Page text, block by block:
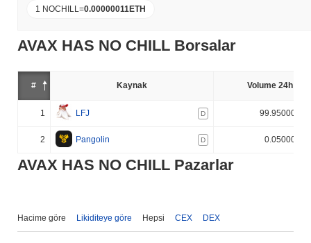
1 NOCHILL =0.00000011ETH
AVAX HAS NO CHILL Borsalar
# Kaynak Volume 24h (%)
1 LFJ D 99.950000%
2 Pangolin D 0.050000%
AVAX HAS NO CHILL Pazarlar
Hacime göre Likiditeye göre Hepsi CEX DEX